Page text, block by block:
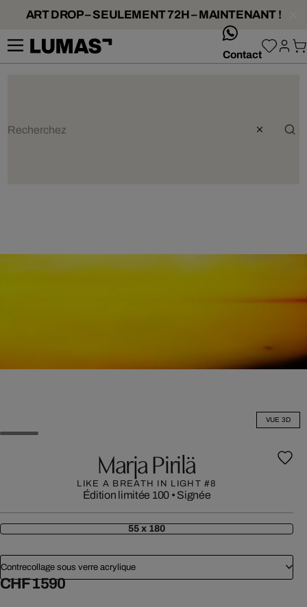
ART DROP – SEULEMENT 72H – MAINTENANT !
Contact
VUE 3D
Marja Pirilä
LIKE A BREATH IN LIGHT #8
Édition limitée 100 • Signée
55 x 180
Contrecollage sous verre acrylique
CHF 1 590